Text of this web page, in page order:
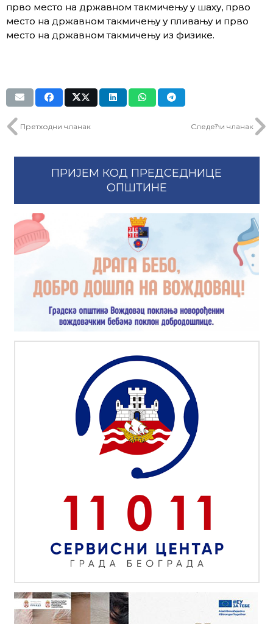
прво место на државном такмичењу у шаху, прво
место на државном такмичењу у пливању и прво
место на државном такмичењу из физике.
Претходни чланак Следећи чланак
ПРИЈЕМ КОД ПРЕДСЕДНИЦЕ
ОПШТИНЕ